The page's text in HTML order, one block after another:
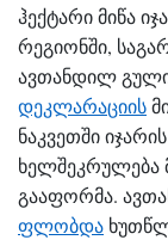
ჰექტარი მიწა
რეგიონში,
ავთანდილ
დეკლარაციის
ნაკვეთში
ხელშეკრულება
გააფორმა.
ფლობდა